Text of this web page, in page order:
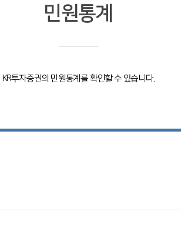
민원통계
KR투자증권의 민원통계를 확인할 수 있습니다.